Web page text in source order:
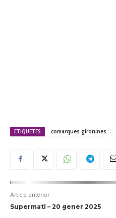
ETIQUETES comarques gironines
Article anterior
Supermatí – 20 gener 2025